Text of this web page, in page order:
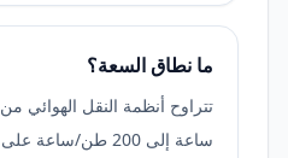
ما نطاق السعة؟